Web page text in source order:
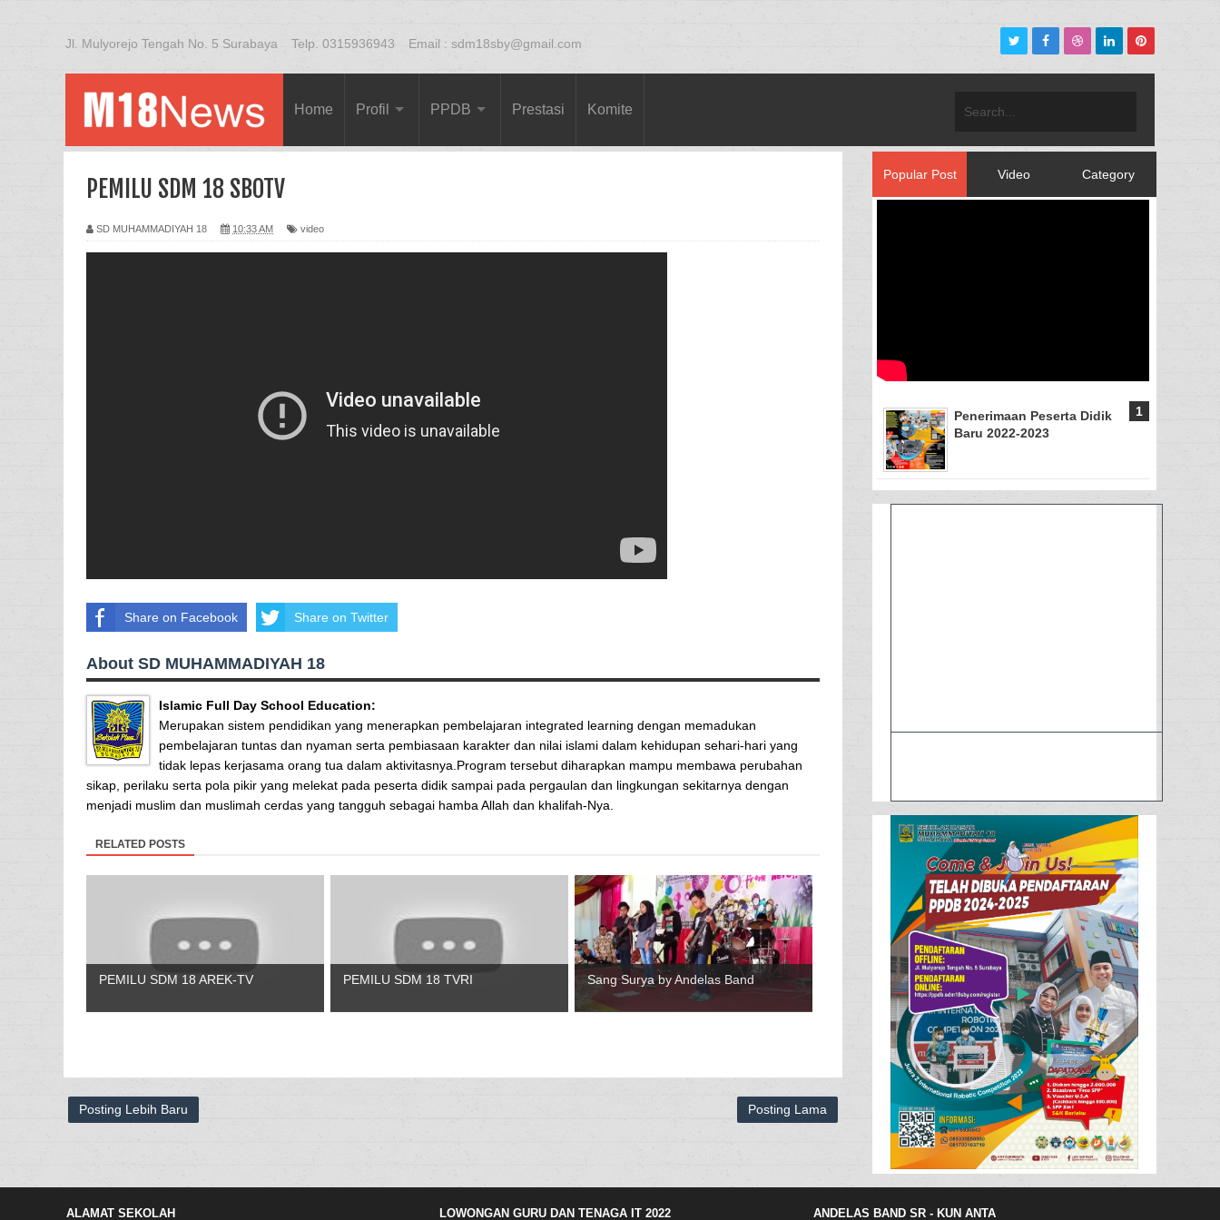
Jl. Mulyorejo Tengah No. 5 Surabaya Telp. 0315936943 Email : sdm18sby@gmail.com
Home Profil PPDB Prestasi Komite
PEMILU SDM 18 SBOTV
SD MUHAMMADIYAH 18 10:33 AM video
Share on Facebook Share on Twitter
About SD MUHAMMADIYAH 18
Islamic Full Day School Education:
Merupakan sistem pendidikan yang menerapkan pembelajaran integrated learning dengan memadukan
pembelajaran tuntas dan nyaman serta pembiasaan karakter dan nilai islami dalam kehidupan sehari-hari yang
tidak lepas kerjasama orang tua dalam aktivitasnya.Program tersebut diharapkan mampu membawa perubahan
sikap, perilaku serta pola pikir yang melekat pada peserta didik sampai pada pergaulan dan lingkungan sekitarnya dengan
menjadi muslim dan muslimah cerdas yang tangguh sebagai hamba Allah dan khalifah-Nya.
RELATED POSTS
PEMILU SDM 18 AREK-TV PEMILU SDM 18 TVRI Sang Surya by Andelas Band
Posting Lebih Baru Posting Lama
Popular Post Video Category
Penerimaan Peserta Didik
Baru 2022-2023
ALAMAT SEKOLAH LOWONGAN GURU DAN TENAGA IT 2022
b. Minimal Lulusan SMK (Tenaga IT)
c. Terampil Disain Grafis dan Video Editing (Tenaga IT)
d. Lulusan S1 PGSD / S1 PJOK (Guru)
e. Terampil ms. office (Guru)
5. Disiplin dan tanggungjawab
ANDELAS BAND SR - KUN ANTA